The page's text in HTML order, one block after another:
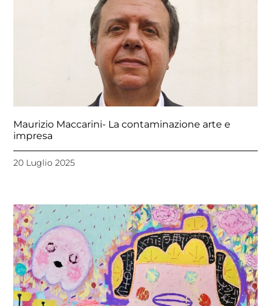
Maurizio Maccarini- La contaminazione arte e
impresa
20 Luglio 2025